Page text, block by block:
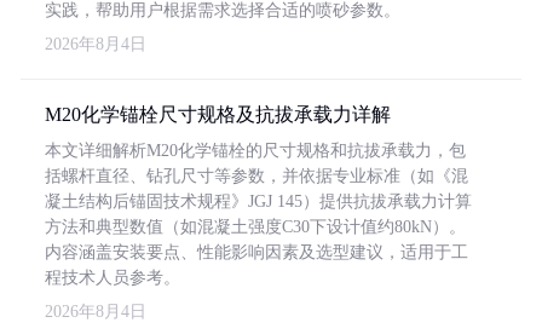
实践，帮助用户根据需求选择合适的喷砂参数。
2026年8月4日
M20化学锚栓尺寸规格及抗拔承载力详解
本文详细解析M20化学锚栓的尺寸规格和抗拔承载力，包
括螺杆直径、钻孔尺寸等参数，并依据专业标准（如《混
凝土结构后锚固技术规程》JGJ 145）提供抗拔承载力计算
方法和典型数值（如混凝土强度C30下设计值约80kN）。
内容涵盖安装要点、性能影响因素及选型建议，适用于工
程技术人员参考。
2026年8月4日